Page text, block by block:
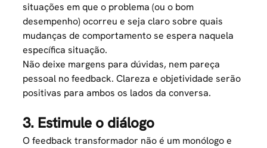
situações em que o problema (ou o bom
desempenho) ocorreu e seja claro sobre quais
mudanças de comportamento se espera naquela
específica situação.
Não deixe margens para dúvidas, nem pareça
pessoal no feedback. Clareza e objetividade serão
positivas para ambos os lados da conversa.
3. Estimule o diálogo
O feedback transformador não é um monólogo e